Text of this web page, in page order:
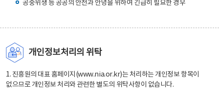
공중위생 등 공공의 안전과 안녕을 위하여 긴급히 필요한 경우
개인정보처리의 위탁
1. 진흥원의 대표 홈페이지(www.nia.or.kr)는 처리하는 개인정보 항목이
없으므로 개인정보 처리와 관련한 별도의 위탁사항이 없습니다.